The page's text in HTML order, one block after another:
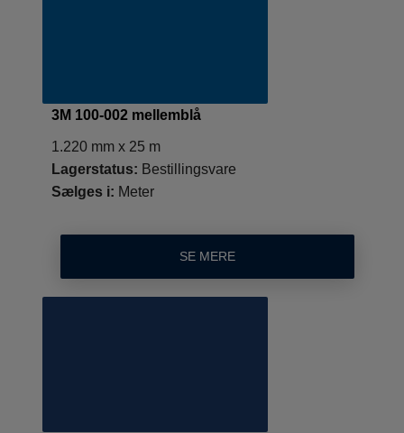
3M 100-002 mellemblå
1.220 mm x 25 m
Lagerstatus: Bestillingsvare
Sælges i: Meter
SE MERE